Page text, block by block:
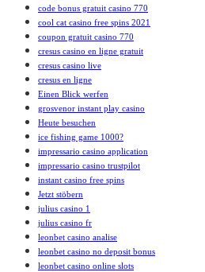
code bonus gratuit casino 770
cool cat casino free spins 2021
coupon gratuit casino 770
cresus casino en ligne gratuit
cresus casino live
cresus en ligne
Einen Blick werfen
grosvenor instant play casino
Heute besuchen
ice fishing game 1000?
impressario casino application
impressario casino trustpilot
instant casino free spins
Jetzt stöbern
julius casino 1
julius casino fr
leonbet casino analise
leonbet casino no deposit bonus
leonbet casino online slots